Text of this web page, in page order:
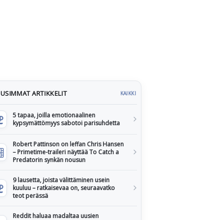
ARTIKKELIT KAIKKI
5 tapaa, joilla emotionaalinen
kypsymättömyys sabotoi parisuhdetta
Robert Pattinson on leffan Chris Hansen
– Primetime-traileri näyttää To Catch a
Predatorin synkän nousun
9 lausetta, joista välittäminen usein
kuuluu – ratkaisevaa on, seuraavatko
teot perässä
Reddit haluaa madaltaa uusien